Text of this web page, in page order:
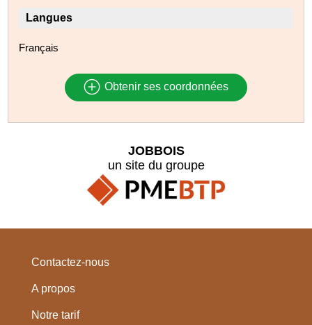
Langues
Français
Obtenir ses coordonnées
JOBBOIS
un site du groupe
Contactez-nous
A propos
Notre tarif